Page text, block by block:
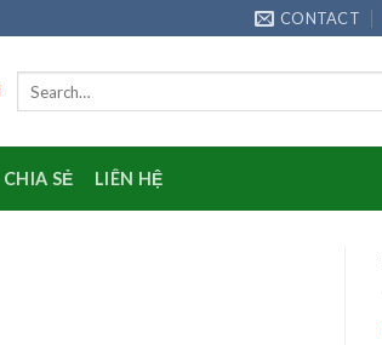
CONTACT
CHIA SẺ LIÊN HỆ